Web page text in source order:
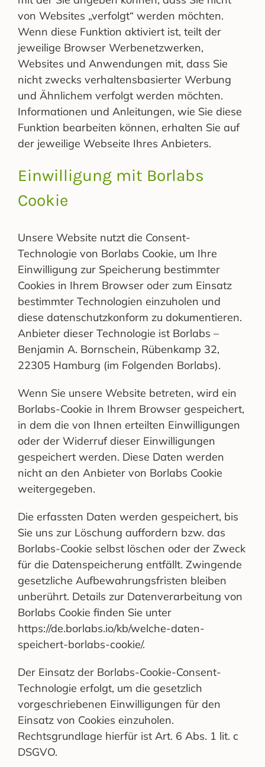
von Websites „verfolgt“ werden möchten.
Wenn diese Funktion aktiviert ist, teilt der
jeweilige Browser Werbenetzwerken,
Websites und Anwendungen mit, dass Sie
nicht zwecks verhaltensbasierter Werbung
und Ähnlichem verfolgt werden möchten.
Informationen und Anleitungen, wie Sie diese
Funktion bearbeiten können, erhalten Sie auf
der jeweilige Webseite Ihres Anbieters.
Einwilligung mit Borlabs
Cookie
Unsere Website nutzt die Consent-
Technologie von Borlabs Cookie, um Ihre
Einwilligung zur Speicherung bestimmter
Cookies in Ihrem Browser oder zum Einsatz
bestimmter Technologien einzuholen und
diese datenschutzkonform zu dokumentieren.
Anbieter dieser Technologie ist Borlabs –
Benjamin A. Bornschein, Rübenkamp 32,
22305 Hamburg (im Folgenden Borlabs).
Wenn Sie unsere Website betreten, wird ein
Borlabs-Cookie in Ihrem Browser gespeichert,
in dem die von Ihnen erteilten Einwilligungen
oder der Widerruf dieser Einwilligungen
gespeichert werden. Diese Daten werden
nicht an den Anbieter von Borlabs Cookie
weitergegeben.
Die erfassten Daten werden gespeichert, bis
Sie uns zur Löschung auffordern bzw. das
Borlabs-Cookie selbst löschen oder der Zweck
für die Datenspeicherung entfällt. Zwingende
gesetzliche Aufbewahrungsfristen bleiben
unberührt. Details zur Datenverarbeitung von
Borlabs Cookie finden Sie unter
https://de.borlabs.io/kb/welche-daten-
speichert-borlabs-cookie/.
Der Einsatz der Borlabs-Cookie-Consent-
Technologie erfolgt, um die gesetzlich
vorgeschriebenen Einwilligungen für den
Einsatz von Cookies einzuholen.
Rechtsgrundlage hierfür ist Art. 6 Abs. 1 lit. c
DSGVO.